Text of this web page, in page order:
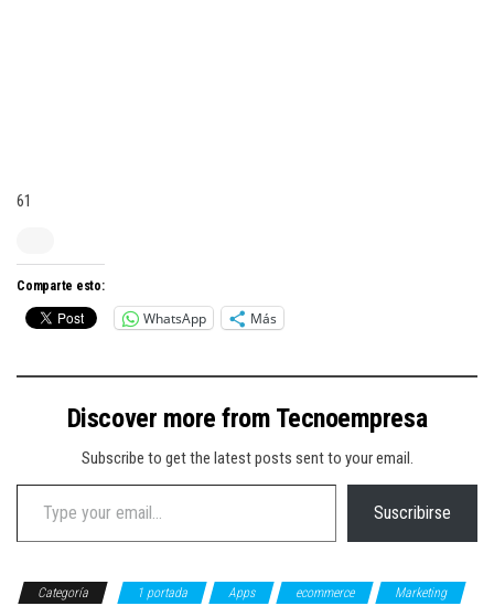
61
Comparte esto:
WhatsApp Más
Discover more from Tecnoempresa
Subscribe to get the latest posts sent to your email.
Type your email…
Suscribirse
Categoría 1 portada Apps ecommerce
Marketing